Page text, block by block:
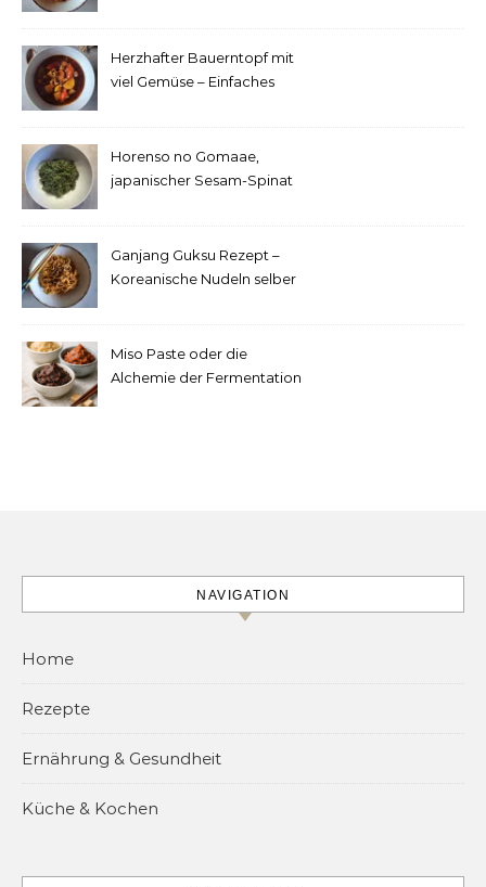
Herzhafter Bauerntopf mit
viel Gemüse – Einfaches
Horenso no Gomaae,
japanischer Sesam-Spinat
Ganjang Guksu Rezept –
Koreanische Nudeln selber
Miso Paste oder die
Alchemie der Fermentation
NAVIGATION
Home
Rezepte
Ernährung & Gesundheit
Küche & Kochen